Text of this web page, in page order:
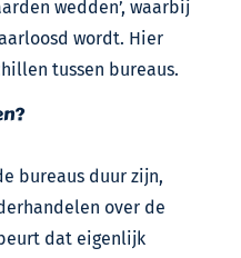
wedden’, waarbij
wordt. Hier
tussen bureaus.
bureaus duur zijn,
over de
dat eigenlijk